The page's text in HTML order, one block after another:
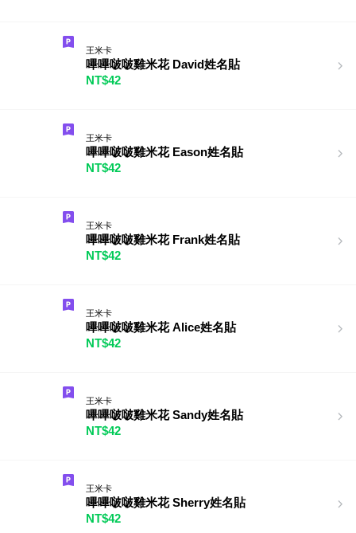
王米卡
嗶嗶啵啵雞米花 David姓名貼
NT$42
王米卡
嗶嗶啵啵雞米花 Eason姓名貼
NT$42
王米卡
嗶嗶啵啵雞米花 Frank姓名貼
NT$42
王米卡
嗶嗶啵啵雞米花 Alice姓名貼
NT$42
王米卡
嗶嗶啵啵雞米花 Sandy姓名貼
NT$42
王米卡
嗶嗶啵啵雞米花 Sherry姓名貼
NT$42